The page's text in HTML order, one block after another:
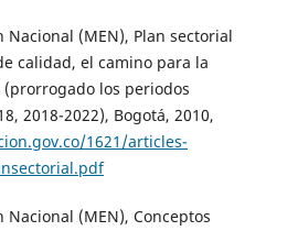
(MEN), Plan sectorial
calidad, el camino para la
los periodos
2018-2022), Bogotá, 2010,
1621/articles-
(MEN), Conceptos